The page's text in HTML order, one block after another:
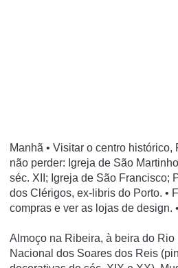
Manhã • Visitar o centro histórico,
não perder: Igreja de São
séc. XII; Igreja de São Francisco;
dos Clérigos, ex-libris do Porto. •
compras e ver as lojas de design. •
Almoço na Ribeira, à beira do Rio
Nacional dos Soares dos Reis